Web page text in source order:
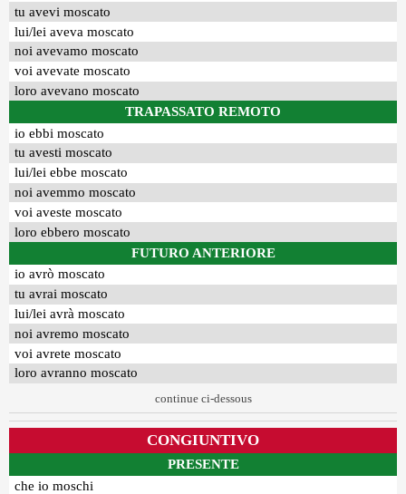
tu avevi moscato
lui/lei aveva moscato
noi avevamo moscato
voi avevate moscato
loro avevano moscato
TRAPASSATO REMOTO
io ebbi moscato
tu avesti moscato
lui/lei ebbe moscato
noi avemmo moscato
voi aveste moscato
loro ebbero moscato
FUTURO ANTERIORE
io avrò moscato
tu avrai moscato
lui/lei avrà moscato
noi avremo moscato
voi avrete moscato
loro avranno moscato
continue ci-dessous
CONGIUNTIVO
PRESENTE
che io moschi